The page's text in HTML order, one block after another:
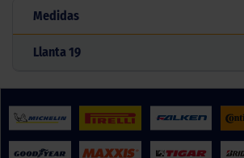
Medidas
Llanta19